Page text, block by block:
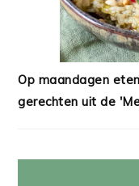
Op maandagen
gerechten uit de